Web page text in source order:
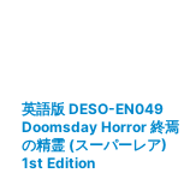
英語版 DESO-EN049
Doomsday Horror 終焉
の精霊 (スーパーレア)
1st Edition